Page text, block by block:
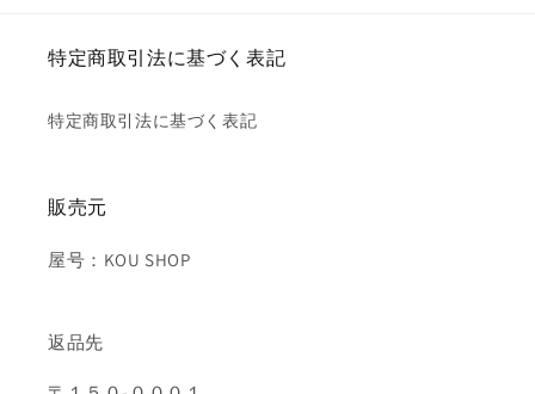
特定商取引法に基づく表記
特定商取引法に基づく表記
販売元
屋号：KOU SHOP
返品先